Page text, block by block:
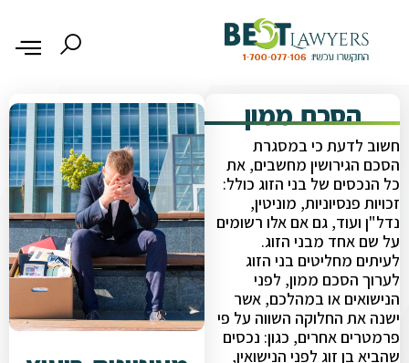
הסכם ממון
חשוב לדעת כי במסגרת
הסכם הגירושין מחשבים, את
כל הנכסים של בני הזוג כולל:
זכויות פנסיוניות, מוניטין,
נדל"ן ועוד, גם אם אלו רשומים
על שם אחד מבני הזוג.
לעיתים מחליטים בני הזוג
לערוך הסכם ממון, לפני
הנישואים או במהלכם, אשר
ישנה את החלוקה השווה על פי
פרמטרים אחרים, כגון: נכסים
שהביא בן זוג לפני הנישואין,